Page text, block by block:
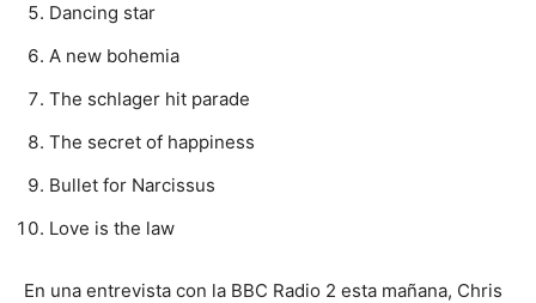
Dancing star
A new bohemia
The schlager hit parade
The secret of happiness
Bullet for Narcissus
Love is the law
En una entrevista con la BBC Radio 2 esta mañana, Chris